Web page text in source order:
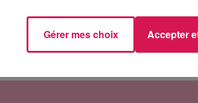
fêtes du village, de 10h à 17h. On y
sur bois, des pâtissiers et
Gérer mes choix Accepter